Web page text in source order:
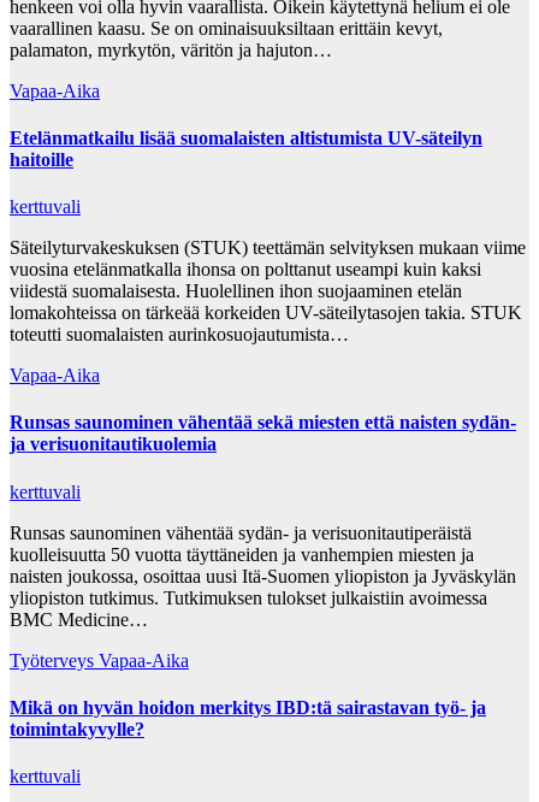
henkeen voi olla hyvin vaarallista. Oikein käytettynä helium ei ole
vaarallinen kaasu. Se on ominaisuuksiltaan erittäin kevyt,
palamaton, myrkytön, väritön ja hajuton…
Vapaa-Aika
Etelänmatkailu lisää suomalaisten altistumista UV-säteilyn
haitoille
kerttuvali
Säteilyturvakeskuksen (STUK) teettämän selvityksen mukaan viime
vuosina etelänmatkalla ihonsa on polttanut useampi kuin kaksi
viidestä suomalaisesta. Huolellinen ihon suojaaminen etelän
lomakohteissa on tärkeää korkeiden UV-säteilytasojen takia. STUK
toteutti suomalaisten aurinkosuojautumista…
Vapaa-Aika
Runsas saunominen vähentää sekä miesten että naisten sydän-
ja verisuonitautikuolemia
kerttuvali
Runsas saunominen vähentää sydän- ja verisuonitautiperäistä
kuolleisuutta 50 vuotta täyttäneiden ja vanhempien miesten ja
naisten joukossa, osoittaa uusi Itä-Suomen yliopiston ja Jyväskylän
yliopiston tutkimus. Tutkimuksen tulokset julkaistiin avoimessa
BMC Medicine…
Työterveys Vapaa-Aika
​Mikä on hyvän hoidon merkitys IBD:tä sairastavan työ- ja
toimintakyvylle?
kerttuvali